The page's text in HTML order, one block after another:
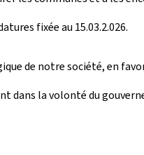
fixée au 15.03.2.026.
de notre société, en
dans la volonté du